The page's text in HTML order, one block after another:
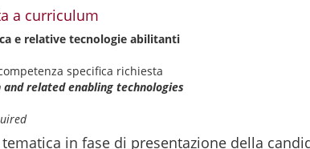
a curriculum
e relative tecnologie abilitanti
specifica richiesta
related enabling technologies
in fase di presentazione della